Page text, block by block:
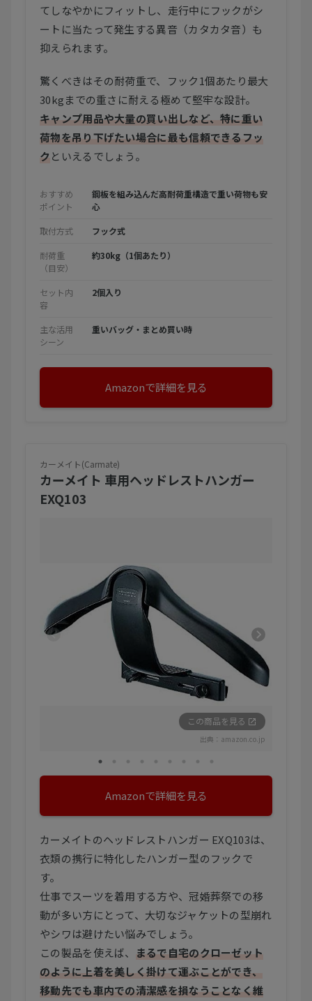
てしなやかにフィットし、走行中にフックがシ
ートに当たって発生する異音（カタカタ音）も
抑えられます。
驚くべきはその耐荷重で、フック1個あたり最大
30kgまでの重さに耐える極めて堅牢な設計。
キャンプ用品や大量の買い出しなど、特に重い
荷物を吊り下げたい場合に最も信頼できるフッ
ク といえるでしょう。
おすすめ
ポイント
鋼板を組み込んだ高耐荷重構造で重い荷物も安
心
取付方式 フック式
耐荷重
（目安）
約30kg（1個あたり）
セット内
容
2個入り
主な活用
シーン
重いバッグ・まとめ買い時
Amazonで詳細を見る
カーメイト(Carmate)
カーメイト 車用ヘッドレストハンガー
EXQ103
この商品を見る
出典： amazon.co.jp
Amazonで詳細を見る
カーメイトのヘッドレストハンガー EXQ103は、
衣類の携行に特化したハンガー型のフックで
す。
仕事でスーツを着用する方や、冠婚葬祭での移
動が多い方にとって、大切なジャケットの型崩れ
やシワは避けたい悩みでしょう。
この製品を使えば、
まるで自宅のクローゼット
のように上着を美しく掛けて運ぶことができ、
移動先でも車内での清潔感を損なうことなく維